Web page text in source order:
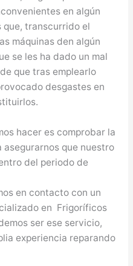
en algún
que, transcurrido el
máquinas den algún
se les ha dado un mal
que tras emplearlo
desgastes en
hacer es comprobar la
que nuestro
del periodo de
en contacto con un
en Frigoríficos
ser ese servicio,
experiencia reparando